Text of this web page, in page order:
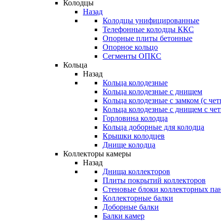
Колодцы
Назад
Колодцы унифицированные
Телефонные колодцы ККС
Опорные плиты бетонные
Опорное кольцо
Сегменты ОПКС
Кольца
Назад
Кольца колодезные
Кольца колодезные с днищем
Кольца колодезные с замком (с
Кольца колодезные с днищем с
Горловина колодца
Кольца доборные для колодца
Крышки колодцев
Днище колодца
Коллекторы камеры
Назад
Днища коллекторов
Плиты покрытий коллекторов
Стеновые блоки коллекторных
Коллекторные балки
Доборные балки
Балки камер